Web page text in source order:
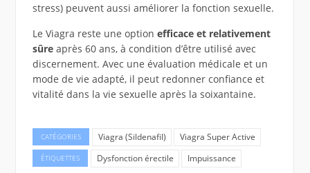
stress) peuvent aussi améliorer la fonction sexuelle.
Le Viagra reste une option efficace et relativement
sûreaprès 60 ans, à condition d’être utilisé avec
discernement. Avec une évaluation médicale et un
mode de vie adapté, il peut redonner confiance et
vitalité dans la vie sexuelle après la soixantaine.
CATÉGORIES Viagra (Sildenafil) Viagra Super Active
ÉTIQUETTES Dysfonction érectile Impuissance